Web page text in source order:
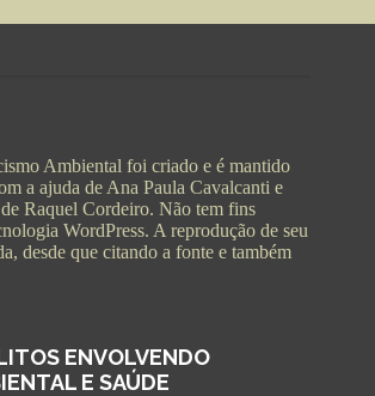
Ambiental foi criado e é mantido
a ajuda de Ana Paula Cavalcanti e
Raquel Cordeiro. Não tem fins
WordPress. A reprodução de seu
desde que citando a fonte e também
ENVOLVENDO
E SAÚDE